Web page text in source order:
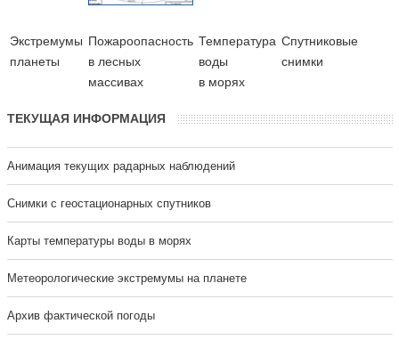
Экстремумы
планеты
Пожароопасность
в лесных
массивах
Температура
воды
в морях
Cпутниковые
снимки
ТЕКУЩАЯ ИНФОРМАЦИЯ
Анимация текущих радарных наблюдений
Cнимки с геостационарных спутников
Карты температуры воды в морях
Метеорологические экстремумы на планете
Архив фактической погоды